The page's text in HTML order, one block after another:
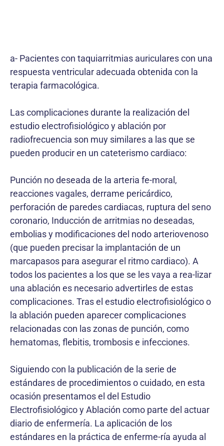
a- Pacientes con taquiarritmias auriculares con una
respuesta ventricular adecuada obtenida con la
terapia farmacológica.
Las complicaciones durante la realización del
estudio electrofisiológico y ablación por
radiofrecuencia son muy similares a las que se
pueden producir en un cateterismo cardiaco:
Punción no deseada de la arteria fe-moral,
reacciones vagales, derrame pericárdico,
perforación de paredes cardiacas, ruptura del seno
coronario, Inducción de arritmias no deseadas,
embolias y modificaciones del nodo arteriovenoso
(que pueden precisar la implantación de un
marcapasos para asegurar el ritmo cardiaco). A
todos los pacientes a los que se les vaya a rea-lizar
una ablación es necesario advertirles de estas
complicaciones. Tras el estudio electrofisiológico o
la ablación pueden aparecer complicaciones
relacionadas con las zonas de punción, como
hematomas, flebitis, trombosis e infecciones.
Siguiendo con la publicación de la serie de
estándares de procedimientos o cuidado, en esta
ocasión presentamos el del Estudio
Electrofisiológico y Ablación como parte del actuar
diario de enfermería. La aplicación de los
estándares en la práctica de enferme-ría ayuda al